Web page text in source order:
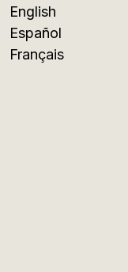
English
Español
Français